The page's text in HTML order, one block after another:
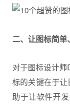
二、让图标简
对于图标设计
标的关键在于
助于让软件开